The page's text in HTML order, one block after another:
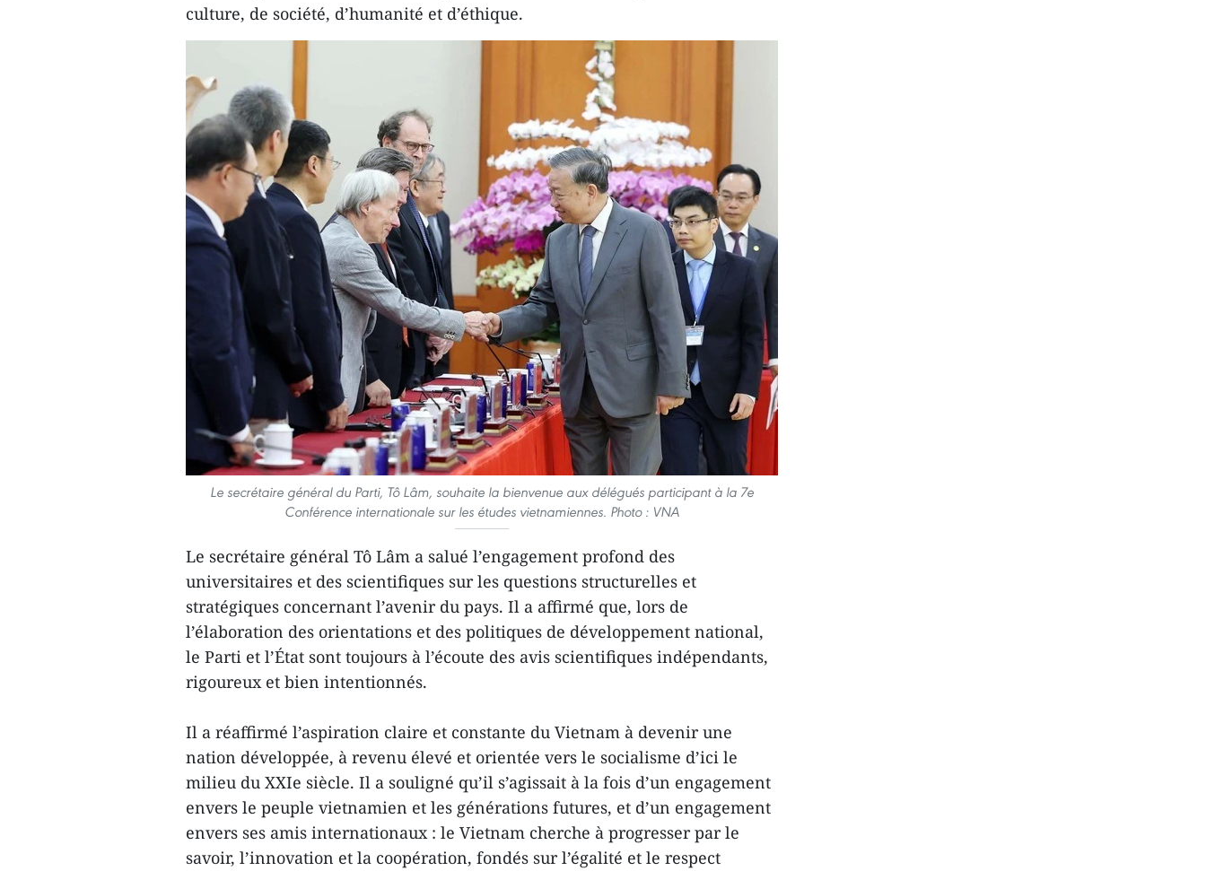
culture, de société, d’humanité et d’éthique.
Le secrétaire général du Parti, Tô Lâm, souhaite la bienvenue aux délégués participant à la 7e
Conférence internationale sur les études vietnamiennes. Photo : VNA
Le secrétaire général Tô Lâm a salué l’engagement profond des
universitaires et des scientifiques sur les questions structurelles et
stratégiques concernant l’avenir du pays. Il a affirmé que, lors de
l’élaboration des orientations et des politiques de développement national,
le Parti et l’État sont toujours à l’écoute des avis scientifiques indépendants,
rigoureux et bien intentionnés.
Il a réaffirmé l’aspiration claire et constante du Vietnam à devenir une
nation développée, à revenu élevé et orientée vers le socialisme d’ici le
milieu du XXIe siècle. Il a souligné qu’il s’agissait à la fois d’un engagement
envers le peuple vietnamien et les générations futures, et d’un engagement
envers ses amis internationaux : le Vietnam cherche à progresser par le
savoir, l’innovation et la coopération, fondés sur l’égalité et le respect